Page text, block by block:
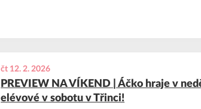
čt 12. 2. 2026
PREVIEW NA VÍKEND | Áčko hraje v
elévové v sobotu v Třinci!